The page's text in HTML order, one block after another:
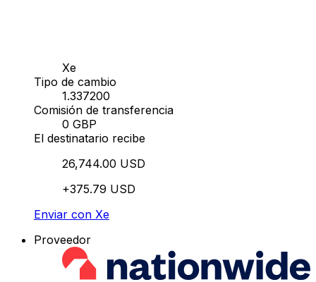
Xe
Tipo de cambio
1.337200
Comisión de transferencia
0 GBP
El destinatario recibe
26,744.00 USD
+375.79 USD
Enviar con Xe
Proveedor